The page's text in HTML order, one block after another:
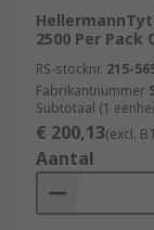
2500 Per Pack
RS-stocknr. 215-
Fabrikantnummer
Subtotaal (1
€ 200,13(excl.
Aantal